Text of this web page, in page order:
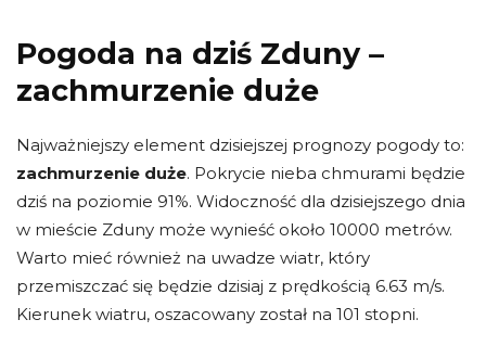
Pogoda na dziś Zduny –
zachmurzenie duże
Najważniejszy element dzisiejszej prognozy pogody to:
zachmurzenie duże. Pokrycie nieba chmurami będzie
dziś na poziomie 91%. Widoczność dla dzisiejszego dnia
w mieście Zduny może wynieść około 10000 metrów.
Warto mieć również na uwadze wiatr, który
przemiszczać się będzie dzisiaj z prędkością 6.63 m/s.
Kierunek wiatru, oszacowany został na 101 stopni.